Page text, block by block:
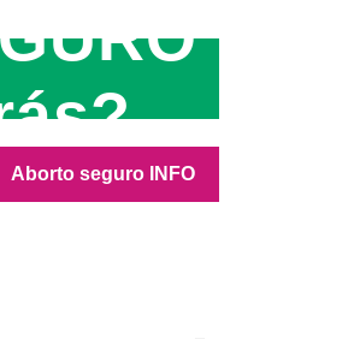
Aborto seguro INFO